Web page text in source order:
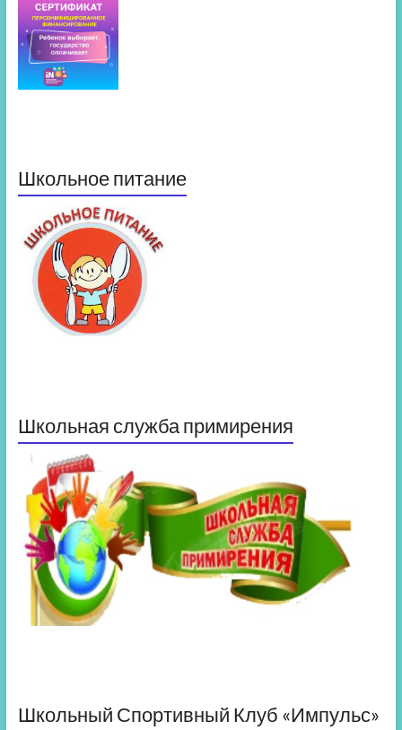
Школьное питание
Школьная служба примирения
Школьный Спортивный Клуб «Импульс»